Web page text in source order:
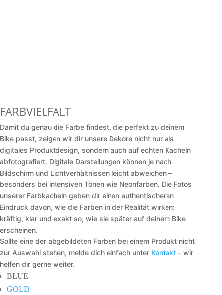
FARBVIELFALT
Damit du genau die Farbe findest, die perfekt zu deinem
Bike passt, zeigen wir dir unsere Dekore nicht nur als
digitales Produktdesign, sondern auch auf echten Kacheln
abfotografiert. Digitale Darstellungen können je nach
Bildschirm und Lichtverhältnissen leicht abweichen –
besonders bei intensiven Tönen wie Neonfarben. Die Fotos
unserer Farbkacheln geben dir einen authentischeren
Eindruck davon, wie die Farben in der Realität wirken:
kräftig, klar und exakt so, wie sie später auf deinem Bike
erscheinen.
Sollte eine der abgebildeten Farben bei einem Produkt nicht
zur Auswahl stehen, melde dich einfach unter Kontakt – wir
helfen dir gerne weiter.
BLUE
GOLD